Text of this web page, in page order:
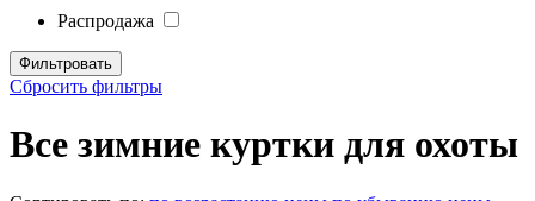
Распродажа
Сбросить фильтры
Все зимние куртки для охоты